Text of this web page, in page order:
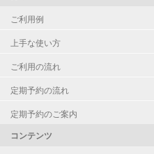
ご利用例
上手な使い方
ご利用の流れ
定期予約の流れ
定期予約のご案内
コンテンツ